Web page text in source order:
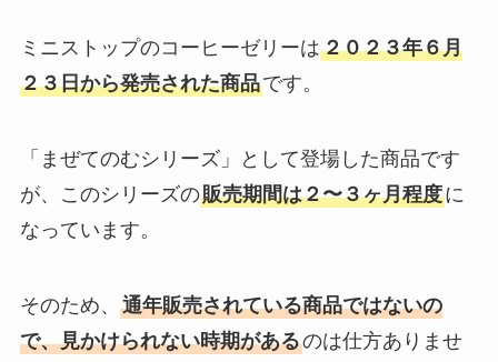
ミニストップのコーヒーゼリーは２０２３年６月
２３日から発売された商品です。
「まぜてのむシリーズ」として登場した商品です
が、このシリーズの販売期間は２〜３ヶ月程度に
なっています。
そのため、 通年販売されている商品ではないの
で、見かけられない時期があるのは仕方ありませ